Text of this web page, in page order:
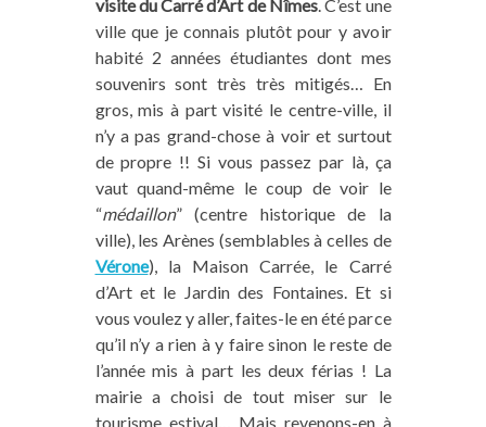
visite du Carré d’Art de Nîmes. C’est une
ville que je connais plutôt pour y avoir
habité 2 années étudiantes dont mes
souvenirs sont très très mitigés… En
gros, mis à part visité le centre-ville, il
n’y a pas grand-chose à voir et surtout
de propre !! Si vous passez par là, ça
vaut quand-même le coup de voir le
“médaillon” (centre historique de la
ville), les Arènes (semblables à celles de
Vérone), la Maison Carrée, le Carré
d’Art et le Jardin des Fontaines. Et si
vous voulez y aller, faites-le en été parce
qu’il n’y a rien à y faire sinon le reste de
l’année mis à part les deux férias ! La
mairie a choisi de tout miser sur le
tourisme estival… Mais revenons-en à